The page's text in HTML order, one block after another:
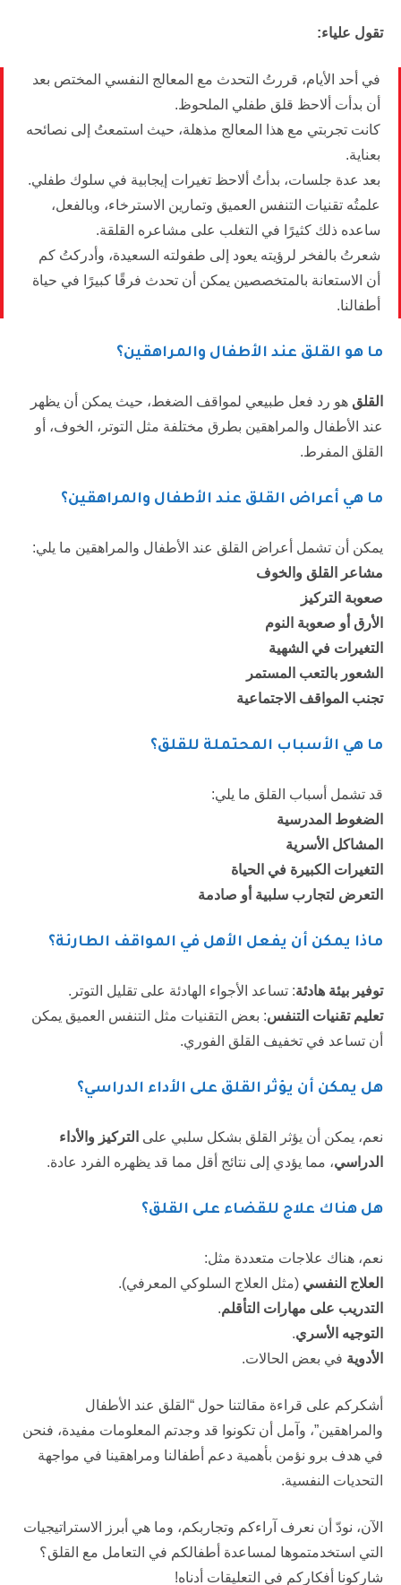
تقول علياء:
في أحد الأيام، قررتُ التحدث مع المعالج النفسي المختص بعد
أن بدأت ألاحظ قلق طفلي الملحوظ.
كانت تجربتي مع هذا المعالج مذهلة، حيث استمعتُ إلى نصائحه
بعناية.
بعد عدة جلسات، بدأتُ ألاحظ تغيرات إيجابية في سلوك طفلي.
علمتُه تقنيات التنفس العميق وتمارين الاسترخاء، وبالفعل،
ساعده ذلك كثيرًا في التغلب على مشاعره القلقة.
شعرتُ بالفخر لرؤيته يعود إلى طفولته السعيدة، وأدركتُ كم
أن الاستعانة بالمتخصصين يمكن أن تحدث فرقًا كبيرًا في حياة
أطفالنا.
ما هو القلق عند الأطفال والمراهقين؟
القلق هو رد فعل طبيعي لمواقف الضغط، حيث يمكن أن يظهر
عند الأطفال والمراهقين بطرق مختلفة مثل التوتر، الخوف، أو
القلق المفرط.
ما هي أعراض القلق عند الأطفال والمراهقين؟
يمكن أن تشمل أعراض القلق عند الأطفال والمراهقين ما يلي:
مشاعر القلق والخوف
صعوبة التركيز
الأرق أو صعوبة النوم
التغيرات في الشهية
الشعور بالتعب المستمر
تجنب المواقف الاجتماعية
ما هي الأسباب المحتملة للقلق؟
قد تشمل أسباب القلق ما يلي:
الضغوط المدرسية
المشاكل الأسرية
التغيرات الكبيرة في الحياة
التعرض لتجارب سلبية أو صادمة
ماذا يمكن أن يفعل الأهل في المواقف الطارئة؟
توفير بيئة هادئة: تساعد الأجواء الهادئة على تقليل التوتر.
تعليم تقنيات التنفس: بعض التقنيات مثل التنفس العميق يمكن
أن تساعد في تخفيف القلق الفوري.
هل يمكن أن يؤثر القلق على الأداء الدراسي؟
نعم، يمكن أن يؤثر القلق بشكل سلبي على التركيز والأداء
الدراسي، مما يؤدي إلى نتائج أقل مما قد يظهره الفرد عادة.
هل هناك علاج للقضاء على القلق؟
نعم، هناك علاجات متعددة مثل:
العلاج النفسي (مثل العلاج السلوكي المعرفي).
التدريب على مهارات التأقلم.
التوجيه الأسري.
الأدوية في بعض الحالات.
أشكركم على قراءة مقالتنا حول “القلق عند الأطفال
والمراهقين”، وآمل أن تكونوا قد وجدتم المعلومات مفيدة، فنحن
في هدف برو نؤمن بأهمية دعم أطفالنا ومراهقينا في مواجهة
التحديات النفسية.
الآن، نودّ أن نعرف آراءكم وتجاربكم، وما هي أبرز الاستراتيجيات
التي استخدمتموها لمساعدة أطفالكم في التعامل مع القلق؟
شاركونا أفكاركم في التعليقات أدناه!